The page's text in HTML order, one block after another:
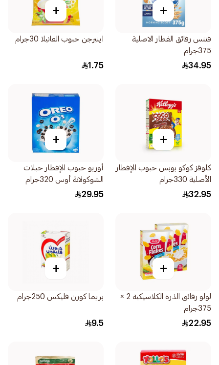
+
فتنس رقائق الفطار الاصلية
375جرام
34.95
+
اينيرجن حبوب الفانيلا 30جرام
1.75
+
كلوقز كوكو بوبس حبوب الإفطار
الأصلية 330جرام
32.95
+
أوريو حبوب الإفطار حبلات
الشوكولاتة أوس 320جرام
29.95
+
لولو رقائق الذرة الكلاسيكية 2 ×
375جرام
22.95
+
بريما كورن فليكس 250جرام
9.5